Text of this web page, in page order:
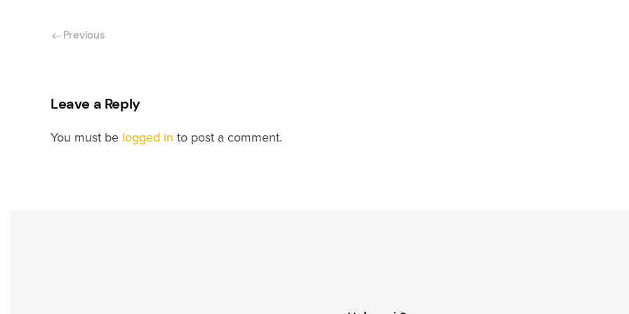
Previous
Leave a Reply
You must be logged in to post a comment.